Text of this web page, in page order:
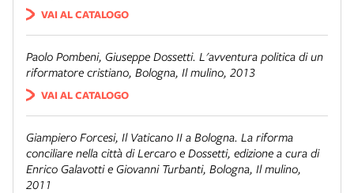
VAI AL CATALOGO
Paolo Pombeni, Giuseppe Dossetti. L'avventura politica di un
riformatore cristiano, Bologna, Il mulino, 2013
VAI AL CATALOGO
Giampiero Forcesi, Il Vaticano II a Bologna. La riforma
conciliare nella città di Lercaro e Dossetti, edizione a cura di
Enrico Galavotti e Giovanni Turbanti, Bologna, Il mulino,
2011